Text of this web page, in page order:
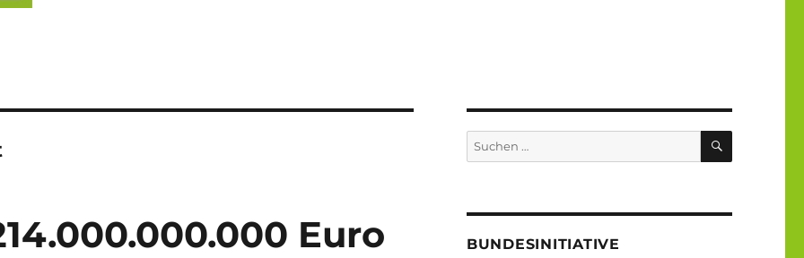
Euro
Suche
nach:
SUCHEN
BUNDESINITIATIVE